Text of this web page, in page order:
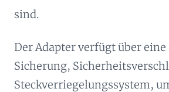
sind.
Der Adapter verfügt über
Sicherung,
Steckverriegelungssystem,